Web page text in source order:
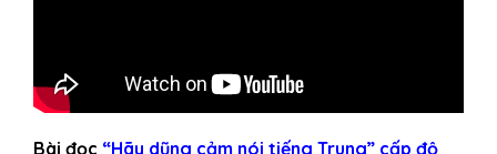
Bài đọc “Hãy dũng cảm nói tiếng Trung” cấp độ